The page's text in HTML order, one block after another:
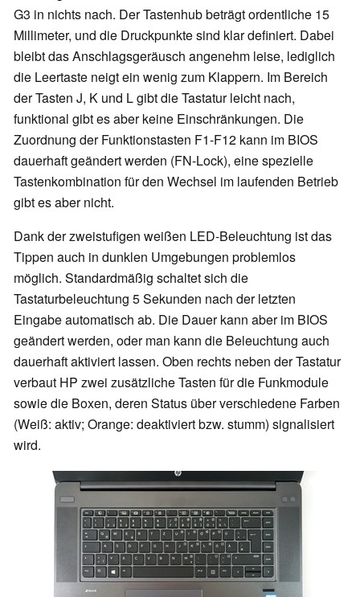
G3 in nichts nach. Der Tastenhub beträgt ordentliche 15
Millimeter, und die Druckpunkte sind klar definiert. Dabei
bleibt das Anschlagsgeräusch angenehm leise, lediglich
die Leertaste neigt ein wenig zum Klappern. Im Bereich
der Tasten J, K und L gibt die Tastatur leicht nach,
funktional gibt es aber keine Einschränkungen. Die
Zuordnung der Funktionstasten F1-F12 kann im BIOS
dauerhaft geändert werden (FN-Lock), eine spezielle
Tastenkombination für den Wechsel im laufenden Betrieb
gibt es aber nicht.
Dank der zweistufigen weißen LED-Beleuchtung ist das
Tippen auch in dunklen Umgebungen problemlos
möglich. Standardmäßig schaltet sich die
Tastaturbeleuchtung 5 Sekunden nach der letzten
Eingabe automatisch ab. Die Dauer kann aber im BIOS
geändert werden, oder man kann die Beleuchtung auch
dauerhaft aktiviert lassen. Oben rechts neben der Tastatur
verbaut HP zwei zusätzliche Tasten für die Funkmodule
sowie die Boxen, deren Status über verschiedene Farben
(Weiß: aktiv; Orange: deaktiviert bzw. stumm) signalisiert
wird.